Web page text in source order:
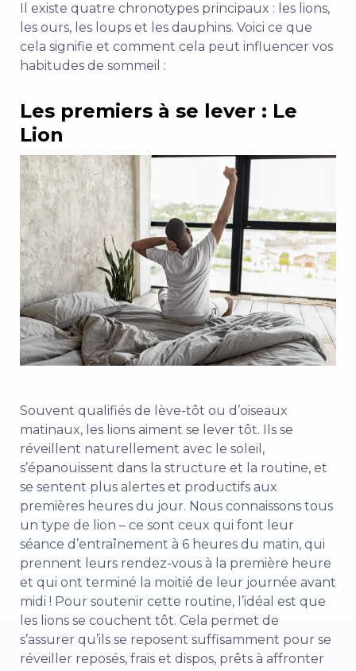
Il existe quatre chronotypes principaux : les lions,
les ours, les loups et les dauphins. Voici ce que
cela signifie et comment cela peut influencer vos
habitudes de sommeil :
Les premiers à se lever : Le
Lion
Souvent qualifiés de lève-tôt ou d’oiseaux
matinaux, les lions aiment se lever tôt. Ils se
réveillent naturellement avec le soleil,
s’épanouissent dans la structure et la routine, et
se sentent plus alertes et productifs aux
premières heures du jour. Nous connaissons tous
un type de lion – ce sont ceux qui font leur
séance d’entraînement à 6 heures du matin, qui
prennent leurs rendez-vous à la première heure
et qui ont terminé la moitié de leur journée avant
midi ! Pour soutenir cette routine, l’idéal est que
les lions se couchent tôt. Cela permet de
s’assurer qu’ils se reposent suffisamment pour se
réveiller reposés, frais et dispos, prêts à affronter